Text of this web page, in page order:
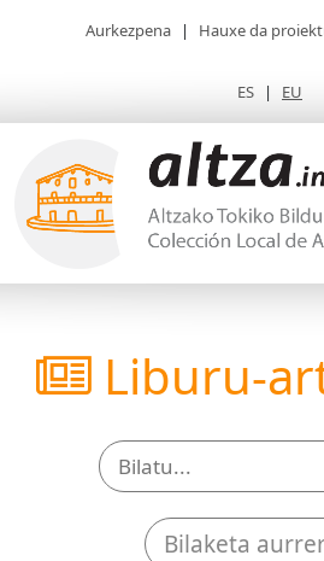
Aurkezpena | Hauxe da
ES | EU
Liburu-
Bilaketa